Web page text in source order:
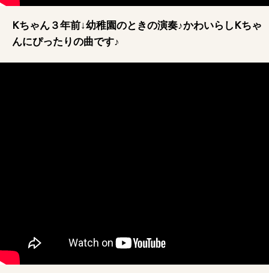
Kちゃん３年前↓幼稚園のときの演奏♪かわいらしKちゃ
んにぴったりの曲です♪